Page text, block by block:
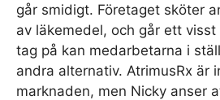
går smidigt. Företaget sköter
av läkemedel, och går ett
tag på kan medarbetarna i
andra alternativ. AtrimusRx är
marknaden, men Nicky anser